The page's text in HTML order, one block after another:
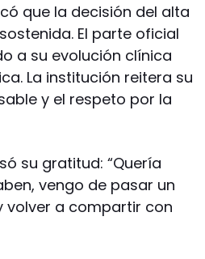
que la decisión del alta
El parte oficial
a su evolución clínica
La institución reitera su
y el respeto por la
su gratitud: “Quería
vengo de pasar un
volver a compartir con